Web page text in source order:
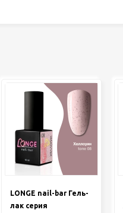
LONGE nail-bar Гель-
лак серия